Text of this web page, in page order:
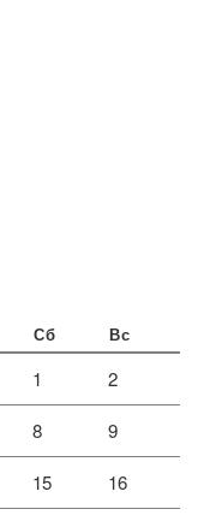
Сб Вс
1 2
8 9
15 16